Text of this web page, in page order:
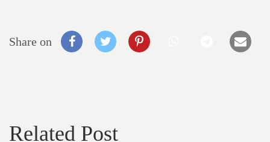
Share on
Related Post